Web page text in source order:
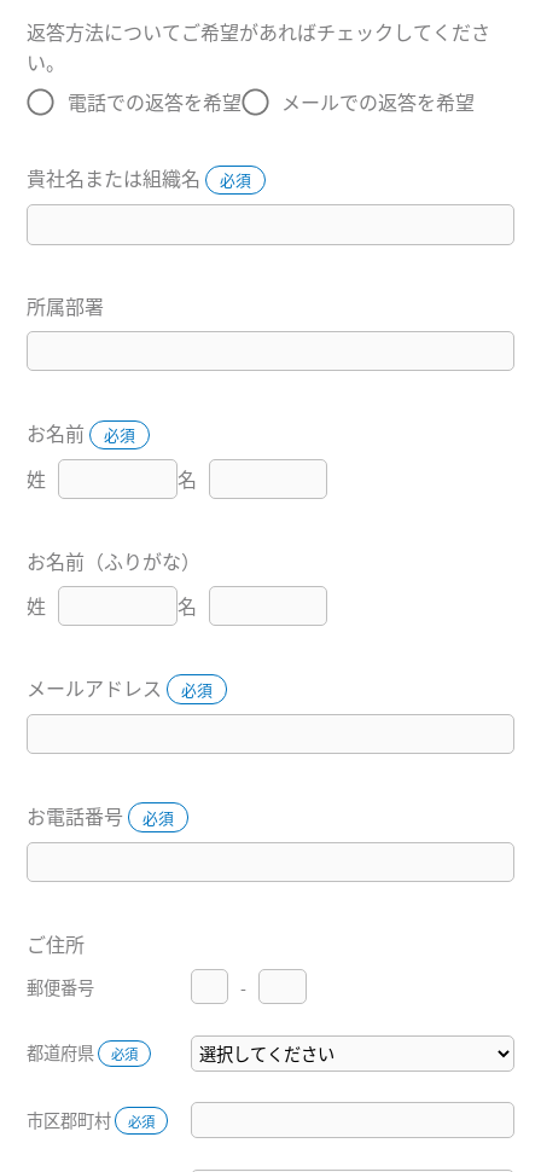
返答方法についてご希望があればチェックしてくださ
い。
無回答
電話での返答を希望 メールでの返答を希望
貴社名または組織名 必須
所属部署
お名前 必須
姓 名
お名前（ふりがな）
姓
名
メールアドレス 必須
お電話番号 必須
ご住所
郵便番号 -
都道府県 必須
市区郡町村 必須